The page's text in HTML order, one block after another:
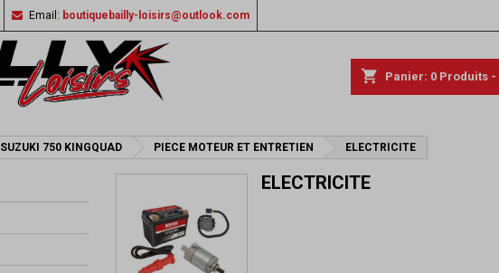
Email: boutiquebailly-loisirs@outlook.com
shopping_cart Panier: 0 Produits -
SUZUKI 750 KINGQUAD PIECE MOTEUR ET ENTRETIEN ELECTRICITE
ELECTRICITE